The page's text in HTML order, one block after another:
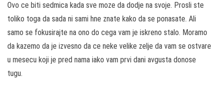
Ovo ce biti sedmica kada sve moze da dodje na svoje. Prosli ste
toliko toga da sada ni sami hne znate kako da se ponasate. Ali
samo se fokusirajte na ono do cega vam je iskreno stalo. Moramo
da kazemo da je izvesno da ce neke velike zelje da vam se ostvare
u mesecu koji je pred nama iako vam prvi dani avgusta donose
tugu.